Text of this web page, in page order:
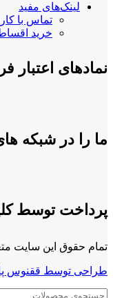
لینک‌های مفید
تماس با
خرید
نمادهای اعتبار
ما را در شبکه
پرداخت توسط
تمام حقوق این سایت
طراحی توسط ققنوس